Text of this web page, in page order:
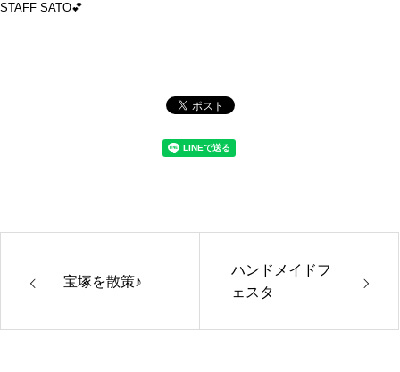
STAFF SATO💕
宝塚を散策♪
ハンドメイドフ
ェスタ